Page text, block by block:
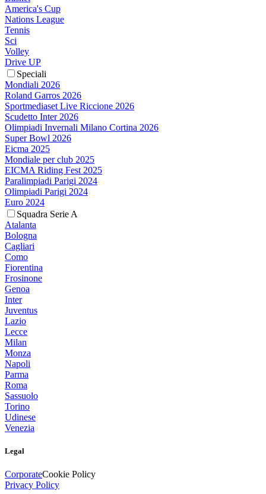
America's Cup
Nations League
Tennis
Sci
Volley
Drive UP
Speciali
Mondiali 2026
Roland Garros 2026
Sportmediaset Live Riccione 2026
Scudetto Inter 2026
Olimpiadi Invernali Milano Cortina 2026
Super Bowl 2026
Eicma 2025
Mondiale per club 2025
EICMA Riding Fest 2025
Paralimpiadi Parigi 2024
Olimpiadi Parigi 2024
Euro 2024
Squadra Serie A
Atalanta
Bologna
Cagliari
Como
Fiorentina
Frosinone
Genoa
Inter
Juventus
Lazio
Lecce
Milan
Monza
Napoli
Parma
Roma
Sassuolo
Torino
Udinese
Venezia
Legal
CorporateCookie Policy
Privacy Policy